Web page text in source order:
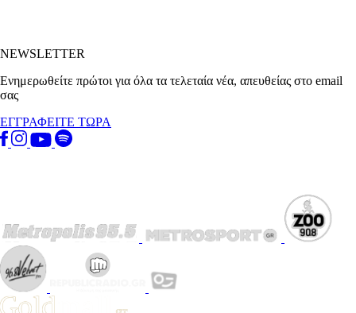
NEWSLETTER
Ενημερωθείτε πρώτοι για όλα τα τελεταία νέα, απευθείας στο email
σας
ΕΓΓΡΑΦΕΙΤΕ ΤΩΡΑ